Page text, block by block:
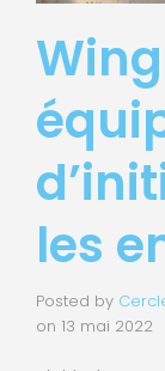
les
Posted by
on 13 mai 2022